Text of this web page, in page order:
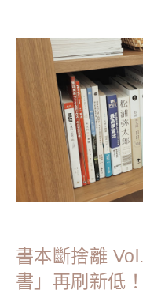
LIFESTYLE |標
極簡,極簡生活,
書本斷捨離
書」再刷新低